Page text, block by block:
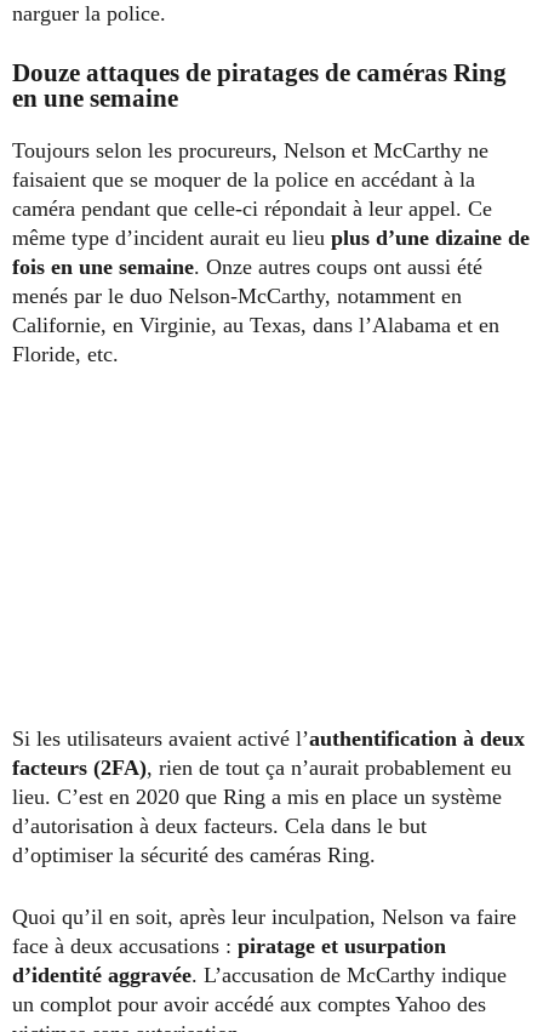
narguer la police.
Douze attaques de piratages de caméras Ring
en une semaine
Toujours selon les procureurs, Nelson et McCarthy ne
faisaient que se moquer de la police en accédant à la
caméra pendant que celle-ci répondait à leur appel. Ce
même type d’incident aurait eu lieu plus d’une dizaine de
fois en une semaine. Onze autres coups ont aussi été
menés par le duo Nelson-McCarthy, notamment en
Californie, en Virginie, au Texas, dans l’Alabama et en
Floride, etc.
Si les utilisateurs avaient activé l’authentification à deux
facteurs (2FA), rien de tout ça n’aurait probablement eu
lieu. C’est en 2020 que Ring a mis en place un système
d’autorisation à deux facteurs. Cela dans le but
d’optimiser la sécurité des caméras Ring.
Quoi qu’il en soit, après leur inculpation, Nelson va faire
face à deux accusations : piratage et usurpation
d’identité aggravée. L’accusation de McCarthy indique
un complot pour avoir accédé aux comptes Yahoo des